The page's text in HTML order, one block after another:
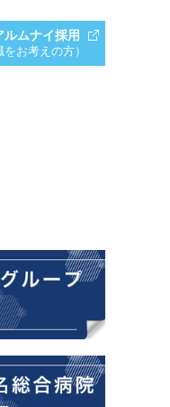
ムナイ採用
をお考えの方）